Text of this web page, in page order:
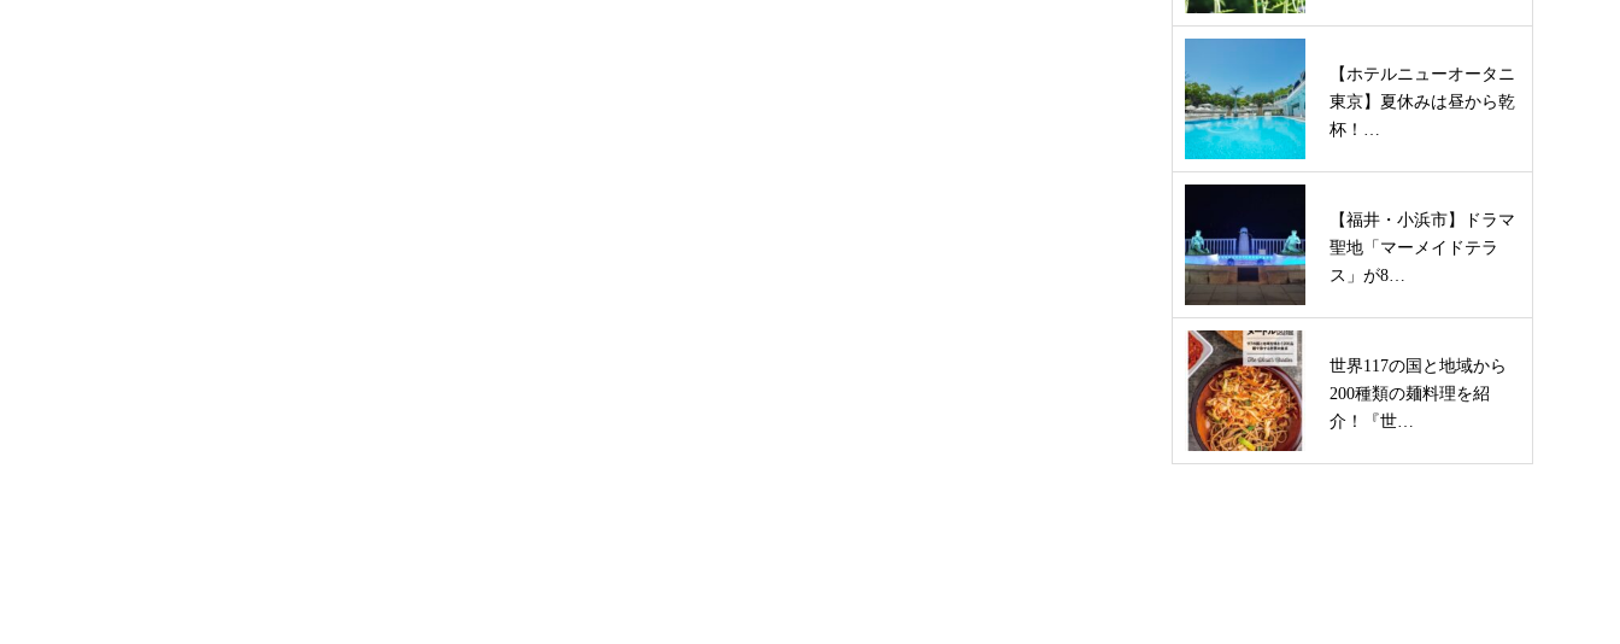
【ホテルニューオータニ
東京】夏休みは昼から乾
杯！…
【福井・小浜市】ドラマ
聖地「マーメイドテラ
ス」が8…
世界117の国と地域から
200種類の麺料理を紹
介！『世…